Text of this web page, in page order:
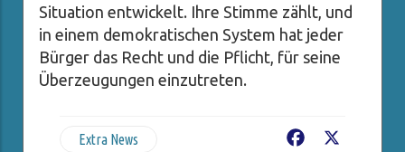
Situation entwickelt. Ihre Stimme zählt, und
in einem demokratischen System hat jeder
Bürger das Recht und die Pflicht, für seine
Überzeugungen einzutreten.
Extra News Facebook